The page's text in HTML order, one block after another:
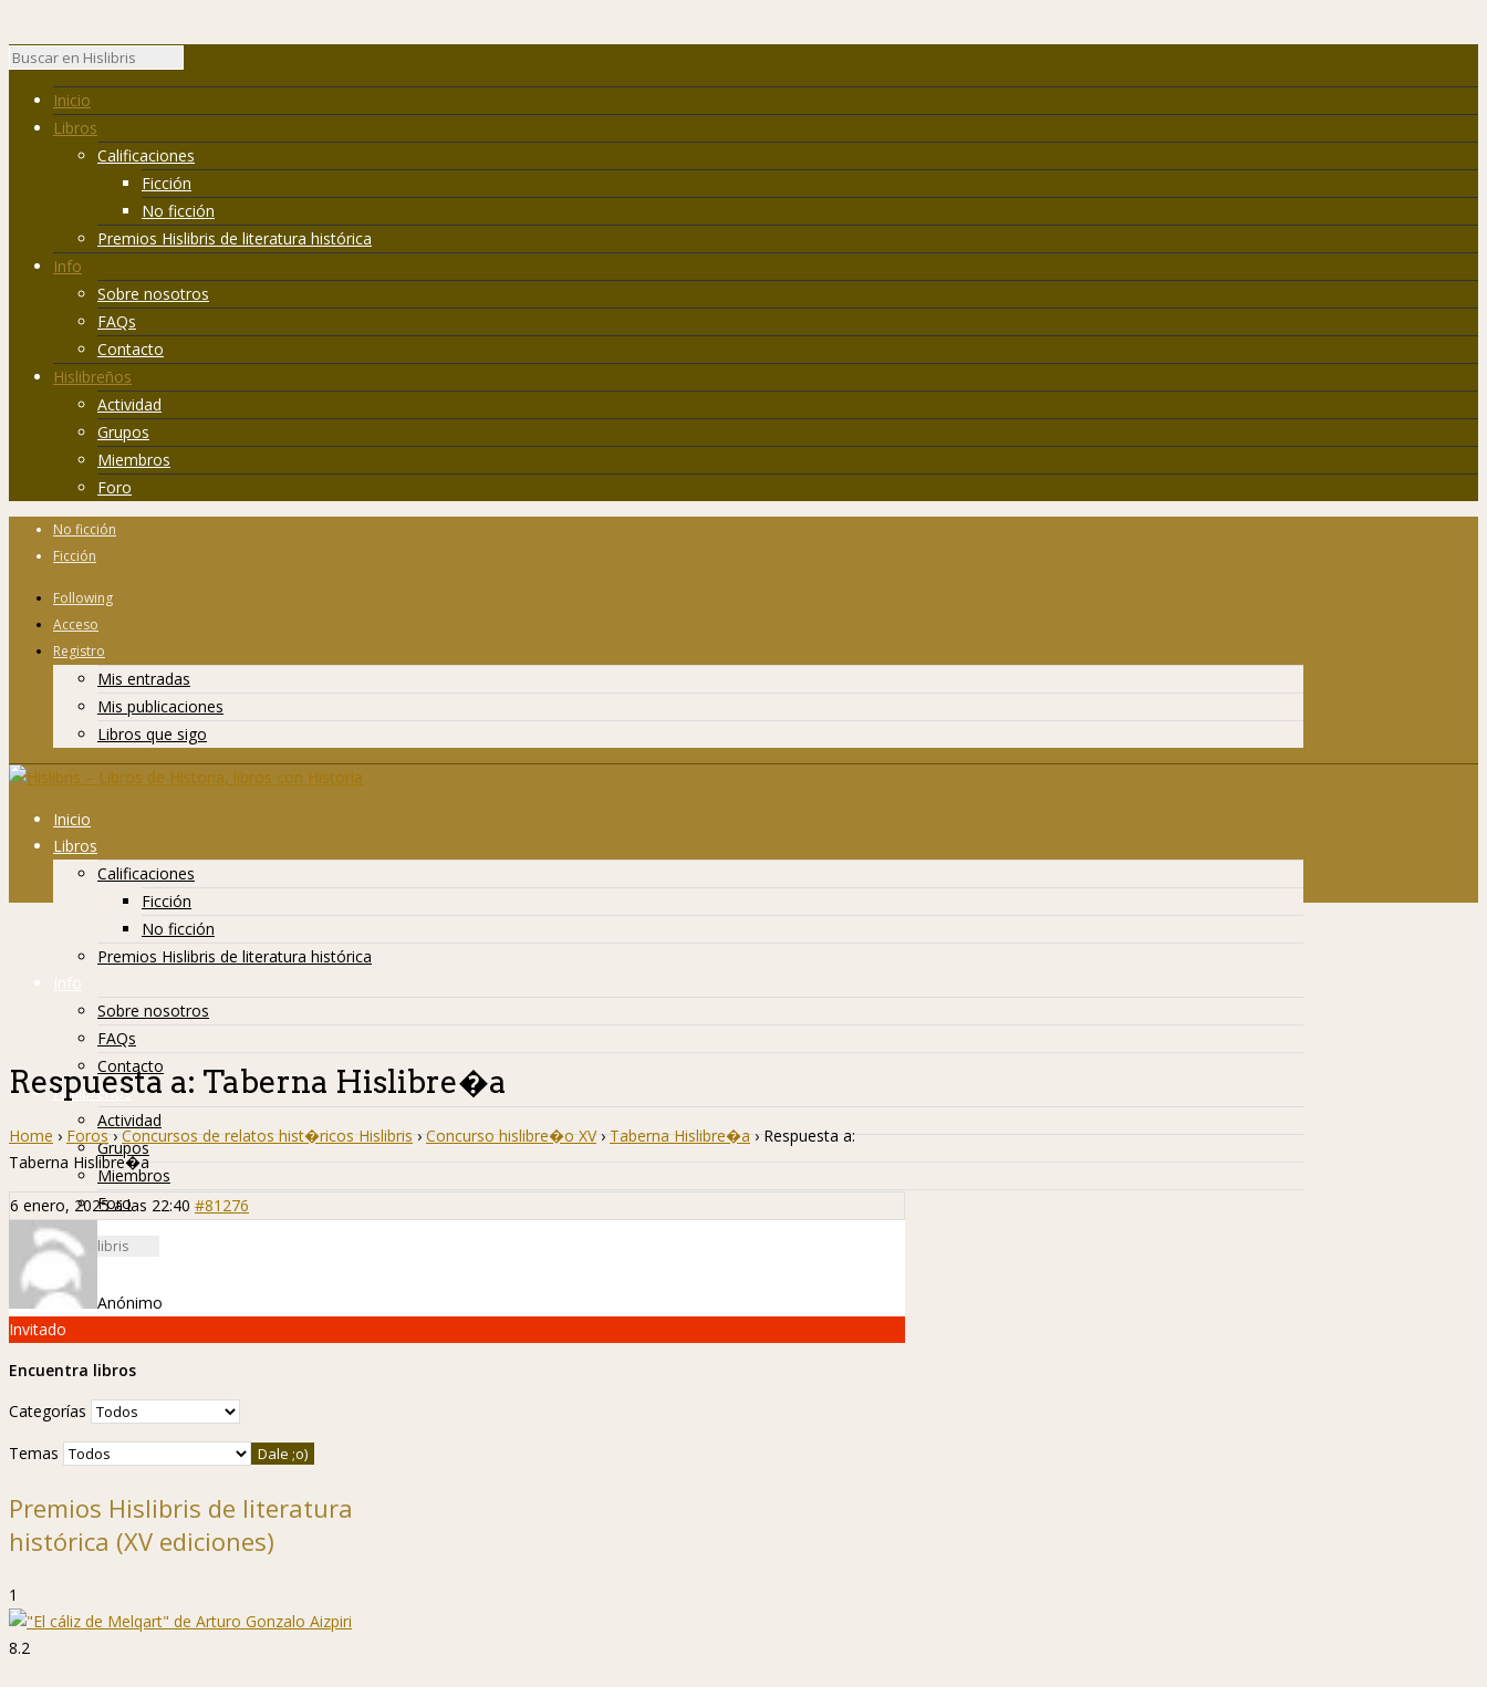
Inicio
Libros
Calificaciones
Ficción
No ficción
Premios Hislibris de literatura histórica
Info
Sobre nosotros
FAQs
Contacto
Hislibreños
Actividad
Grupos
Miembros
Foro
No ficción
Ficción
Following
Acceso
Registro
Mis entradas
Mis publicaciones
Libros que sigo
Inicio
Libros
Calificaciones
Ficción
No ficción
Premios Hislibris de literatura histórica
Info
Sobre nosotros
FAQs
Contacto
Hislibreños
Actividad
Grupos
Miembros
Foro
Respuesta a: Taberna Hislibre�a
Home › Foros › Concursos de relatos hist�ricos Hislibris › Concurso hislibre�o XV › Taberna Hislibre�a › Respuesta a:
Taberna Hislibre�a
6 enero, 2025 a las 22:40 #81276
Anónimo
Invitado
Encuentra libros
Categorías
Temas
Premios Hislibris de literatura
histórica (XV ediciones)
1
8.2